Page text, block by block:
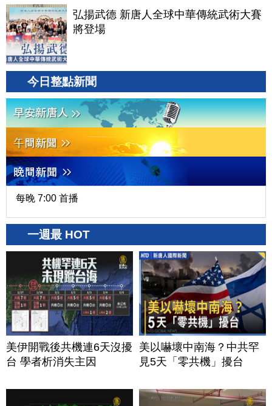
弘揚武德 新唐人全球中華傳統武術大賽
將登場
今日整點新聞
每晚 7:00 首播
一週最 HOT
美伊開戰後共機連6天沒擾
台 學者析消失主因
美以嚇壞中南海？中共罕
見5天「零共機」擾台